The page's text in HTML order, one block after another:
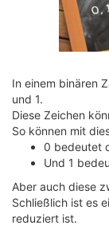
In einem binären
und 1.
Diese Zeichen
So können mit
0 bedeutet
Und 1
Aber auch diese
Schließlich ist es
reduziert ist.